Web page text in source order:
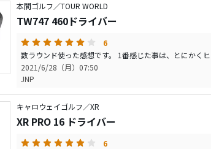
本間ゴルフ／TOUR WORLD
TW747 460ドライバー
6
2021/6/28（月）07:50
JNP
キャロウェイゴルフ／XR
XR PRO 16 ドライバー
6